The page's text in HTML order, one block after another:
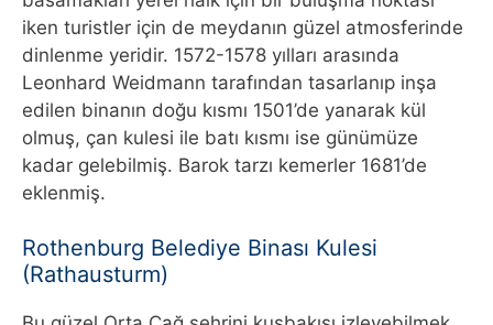
iken turistler için de meydanın güzel atmosferinde
dinlenme yeridir. 1572-1578 yılları arasında
Leonhard Weidmann tarafından tasarlanıp inşa
edilen binanın doğu kısmı 1501’de yanarak kül
olmuş, çan kulesi ile batı kısmı ise günümüze
kadar gelebilmiş. Barok tarzı kemerler 1681’de
eklenmiş.
Rothenburg Belediye Binası Kulesi
(Rathausturm)